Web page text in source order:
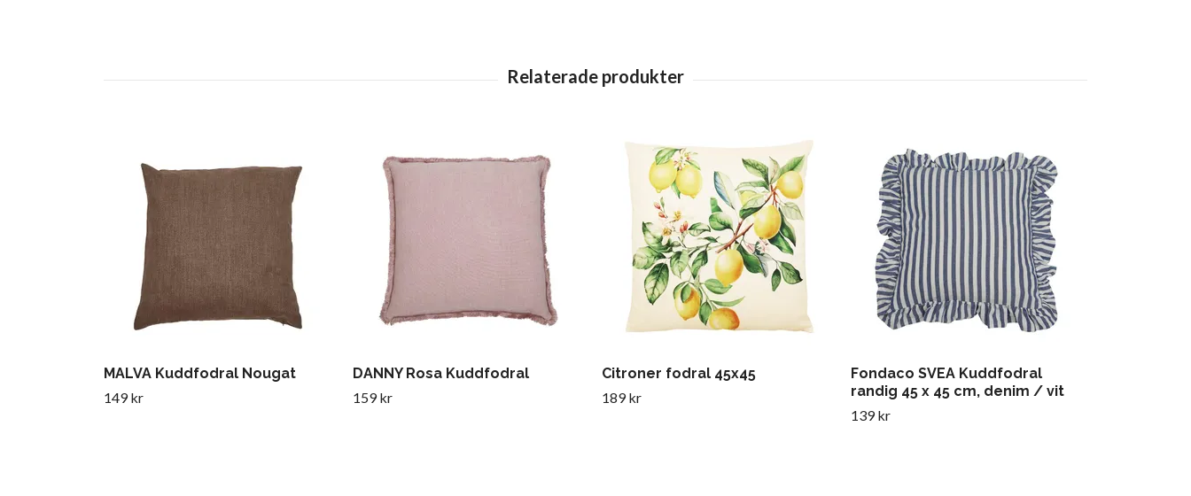
MALVA Kuddfodral Nougat
149 kr
DANNY Rosa Kuddfodral
159 kr
Citroner fodral 45x45
189 kr
Fondaco SVEA Kuddfodral
randig 45 x 45 cm, denim / vit
139 kr